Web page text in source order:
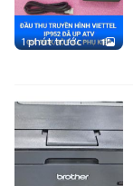
1 phút trước 1